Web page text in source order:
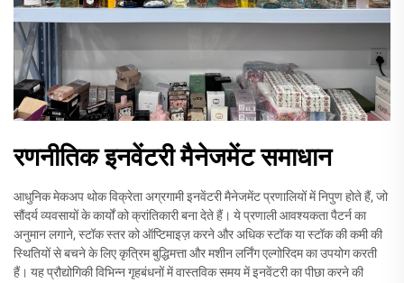
रणनीतिक इनवेंटरी मैनेजमेंट समाधान
आधुनिक मेकअप थोक विक्रेता अग्रगामी इनवेंटरी मैनेजमेंट प्रणालियों में निपुण होते हैं, जो
सौंदर्य व्यवसायों के कार्यों को क्रांतिकारी बना देते हैं। ये प्रणाली आवश्यकता पैटर्न का
अनुमान लगाने, स्टॉक स्तर को ऑप्टिमाइज़ करने और अधिक स्टॉक या स्टॉक की कमी की
स्थितियों से बचने के लिए कृत्रिम बुद्धिमत्ता और मशीन लर्निंग एल्गोरिदम का उपयोग करती
हैं। यह प्रौद्योगिकी विभिन्न गृहबंधनों में वास्तविक समय में इनवेंटरी का पीछा करने की